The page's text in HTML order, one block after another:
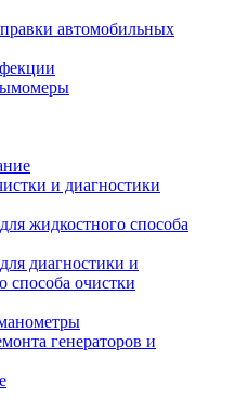
автомобильных
и диагностики
жидкостного способа
диагностики и
способа очистки
генераторов и